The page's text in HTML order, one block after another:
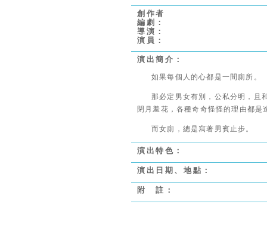
創作者
編劇：
導演：
演員：
演出簡介：
如果每個人的心都是一間廁所。
那必定男女有別，公私分明，且
閉月羞花，各種奇奇怪怪的理由都是
而女廁，總是寫著男賓止步。
演出特色：
演出日期、地點：
附 註：